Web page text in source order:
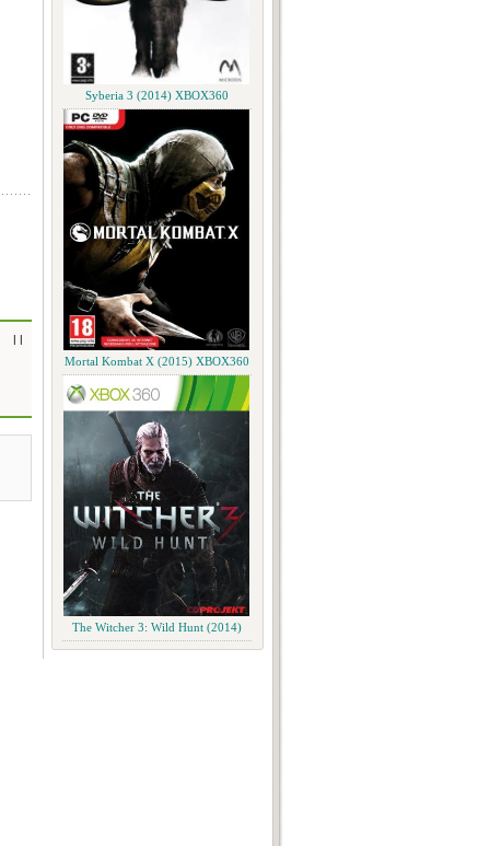
Syberia 3 (2014) XBOX360
Mortal Kombat X (2015) XBOX360
The Witcher 3: Wild Hunt (2014)
| |